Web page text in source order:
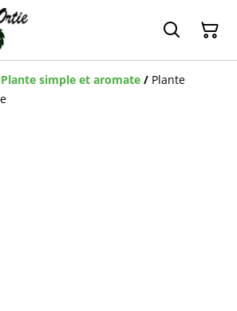
Plante simple et aromate / Plante